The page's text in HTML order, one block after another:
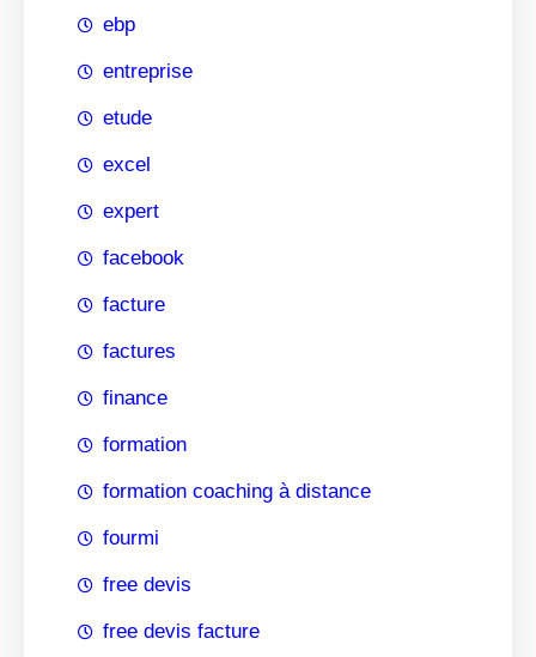
ebp
entreprise
etude
excel
expert
facebook
facture
factures
finance
formation
formation coaching à distance
fourmi
free devis
free devis facture